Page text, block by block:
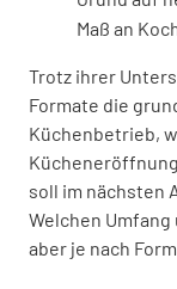
Maß an
Trotz ihrer
Formate die
Küchenbetrieb,
soll im nächsten
Welchen
aber je nach